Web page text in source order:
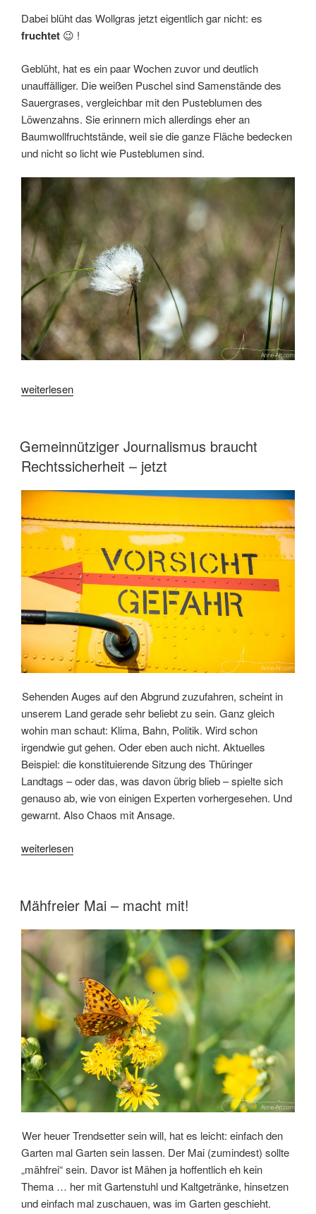
Dabei blüht das Wollgras jetzt eigentlich gar nicht: es
fruchtet 😉 !
Geblüht, hat es ein paar Wochen zuvor und deutlich
unauffälliger. Die weißen Puschel sind Samenstände des
Sauergrases, vergleichbar mit den Pusteblumen des
Löwenzahns. Sie erinnern mich allerdings eher an
Baumwollfruchtstände, weil sie die ganze Fläche bedecken
und nicht so licht wie Pusteblumen sind.
„Wollgrasblüte
Puscheltraum
im
Moor“
weiterlesen
VERÖFFENTLICHT
AM
Gemeinnütziger Journalismus braucht
Rechtssicherheit – jetzt
Sehenden Auges auf den Abgrund zuzufahren, scheint in
unserem Land gerade sehr beliebt zu sein. Ganz gleich
wohin man schaut: Klima, Bahn, Politik. Wird schon
irgendwie gut gehen. Oder eben auch nicht. Aktuelles
Beispiel: die konstituierende Sitzung des Thüringer
Landtags – oder das, was davon übrig blieb – spielte sich
genauso ab, wie von einigen Experten vorhergesehen. Und
gewarnt. Also Chaos mit Ansage.
„Gemeinnütziger
Rechtssicherheit
–
jetzt“
weiterlesen
VERÖFFENTLICHT
AM
Mähfreier Mai – macht mit!
Wer heuer Trendsetter sein will, hat es leicht: einfach den
Garten mal Garten sein lassen. Der Mai (zumindest) sollte
„mähfrei“ sein. Davor ist Mähen ja hoffentlich eh kein
Thema … her mit Gartenstuhl und Kaltgetränke, hinsetzen
und einfach mal zuschauen, was im Garten geschieht.